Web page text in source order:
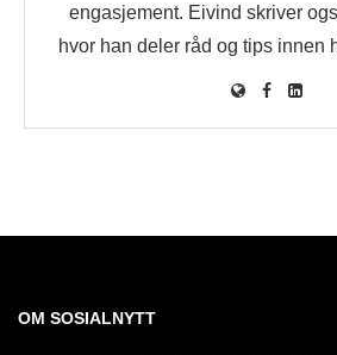
engasjement. Eivind skriver
hvor han deler råd og tips innen
OM SOSIALNYTT